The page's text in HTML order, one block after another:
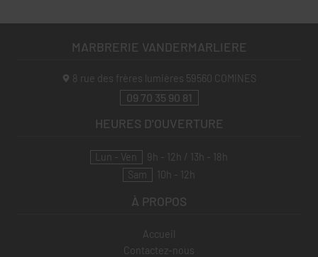
MARBRERIE VANDERMARLIERE
8 rue des frères lumières 59560 COMINES
09 70 35 90 81
HEURES D'OUVERTURE
Lun - Ven
9h - 12h / 13h - 18h
Sam
10h - 12h
À PROPOS
Accueil
Contactez-nous